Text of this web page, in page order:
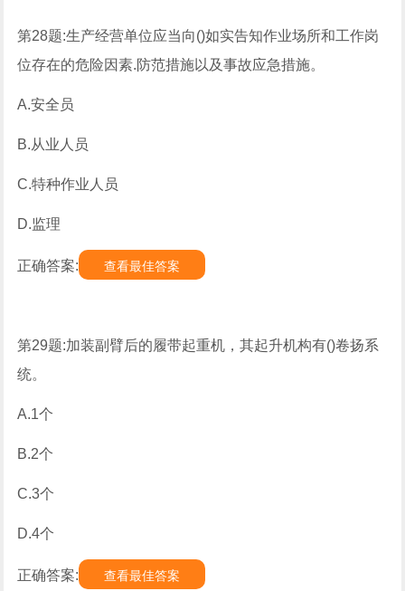
第28题:生产经营单位应当向()如实告知作业场所和工作岗
位存在的危险因素.防范措施以及事故应急措施。
A.安全员
B.从业人员
C.特种作业人员
D.监理
正确答案: 查看最佳答案
第29题:加装副臂后的履带起重机，其起升机构有()卷扬系
统。
A.1个
B.2个
C.3个
D.4个
正确答案: 查看最佳答案